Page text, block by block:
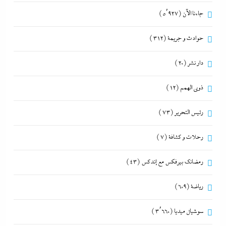
جاءنا الآن (5٬927)
حوادث و جريمة(312)
دار نشر (20)
ذوى الهمم (12)
رئيس التحرير (73)
رحلات و كشافة(7)
رمضانك بيرفكس مع إندكس (43)
رياضة(609)
سوشيال ميديا (3٬660)